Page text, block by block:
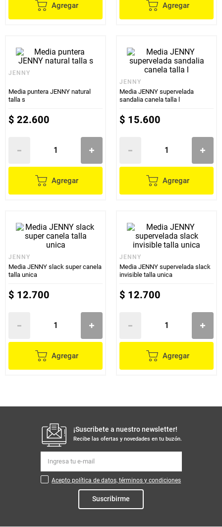
Agregar Agregar
JENNY
Media puntera JENNY natural
talla s
$ 22.600
Agregar
JENNY
Media JENNY supervelada
sandalia canela talla l
$ 15.600
Agregar
JENNY
Media JENNY slack super canela
talla unica
$ 12.700
Agregar
JENNY
Media JENNY supervelada slack
invisible talla unica
$ 12.700
Agregar
¡Suscribete a nuestro newsletter!
Recibe las ofertas y novedades en tu buzón.
Acepto política de datos, términos y condiciones
Suscribirme